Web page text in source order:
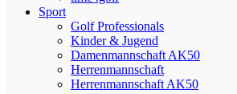
Sport
Golf Professionals
Kinder & Jugend
Damenmannschaft AK50
Herrenmannschaft
Herrenmannschaft AK50